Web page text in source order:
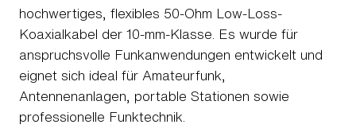
hochwertiges, flexibles 50-Ohm Low-Loss-
Koaxialkabel der 10-mm-Klasse. Es wurde für
anspruchsvolle Funkanwendungen entwickelt und
eignet sich ideal für Amateurfunk,
Antennenanlagen, portable Stationen sowie
professionelle Funktechnik.